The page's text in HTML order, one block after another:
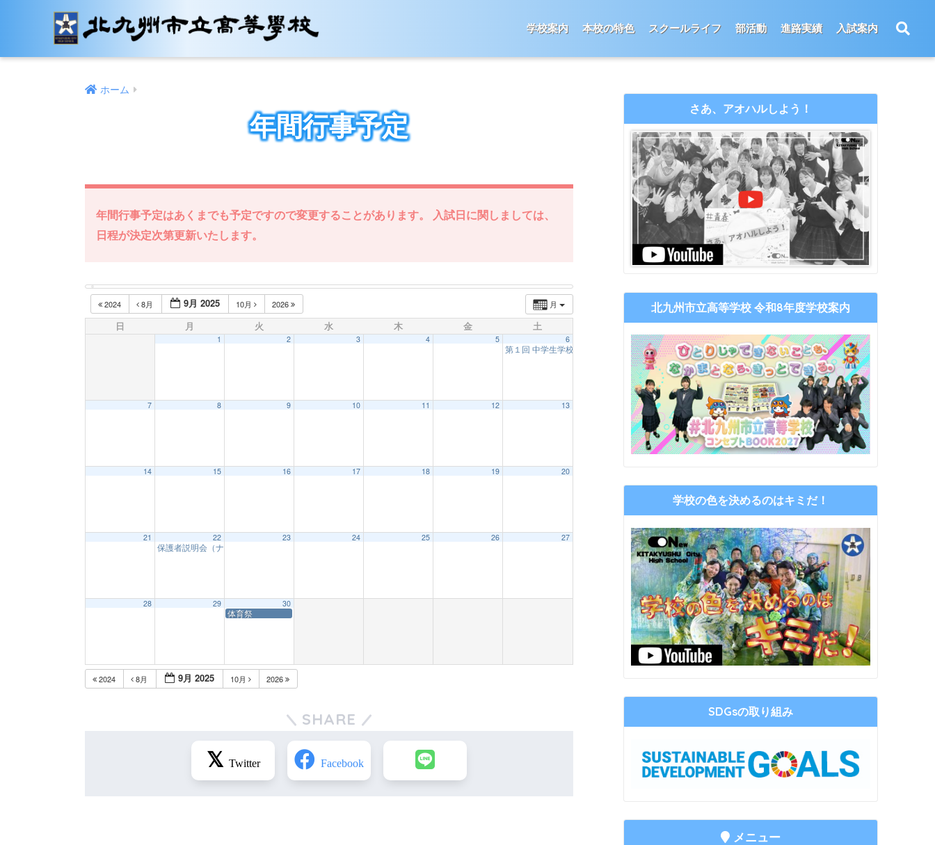
学校案内 本校の特色 スクールライフ 部活動 進路実績 入試案内
ホーム
年間行事予定
年間行事予定はあくまでも予定ですので変更することがあります。 入試日に関しましては、
日程が決定次第更新いたします。
月
2024 8月 9月 2025 10月 2026
日 月 火 水 木 金 土
1 2 3 4 5 6
第１回 中学生学校見学会 12:30 AM
7 8 9 10 11 12 13
14 15 16 17 18 19 20
21 22
保護者説明会（ナイトスクール）
23 24 25 26 27
28 29 30
体育祭
2024 8月 9月 2025 10月 2026
SHARE
さあ、アオハルしよう！
北九州市立高等学校 令和8年度学校案内
学校の色を決めるのはキミだ！
SDGsの取り組み
メニュー